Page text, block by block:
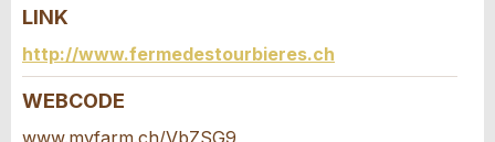
Richiesta di prenotazione
Scrivere un messaggio per tutte le persone
da contattare per questo annuncio.
LINK
http://www.fermedestourbieres.ch
WEBCODE